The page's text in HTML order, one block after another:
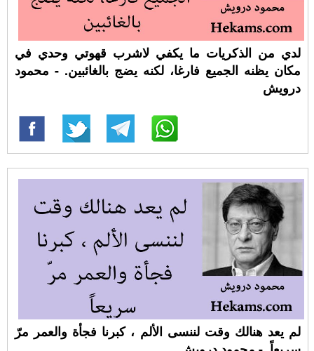
لدي من الذكريات ما يكفي لاشرب قهوتي وحدي في
مكان يظنه الجميع فارغا، لكنه يضج بالغائبين. - محمود
درويش
لم يعد هنالك وقت لننسى الألم ، كبرنا فجأة والعمر مرّ